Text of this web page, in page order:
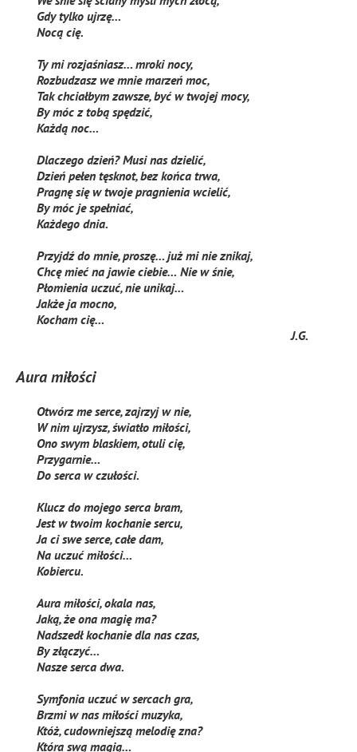
Gdy tylko ujrzę…
Nocą cię.
Ty mi rozjaśniasz… mroki nocy,
Rozbudzasz we mnie marzeń moc,
Tak chciałbym zawsze, być w twojej mocy,
By móc z tobą spędzić,
Każdą noc…
Dlaczego dzień? Musi nas dzielić,
Dzień pełen tęsknot, bez końca trwa,
Pragnę się w twoje pragnienia wcielić,
By móc je spełniać,
Każdego dnia.
Przyjdź do mnie, proszę… już mi nie znikaj,
Chcę mieć na jawie ciebie… Nie w śnie,
Płomienia uczuć, nie unikaj…
Jakże ja mocno,
Kocham cię…
J.G.
Aura miłości
Otwórz me serce, zajrzyj w nie,
W nim ujrzysz, światło miłości,
Ono swym blaskiem, otuli cię,
Przygarnie…
Do serca w czułości.
Klucz do mojego serca bram,
Jest w twoim kochanie sercu,
Ja ci swe serce, całe dam,
Na uczuć miłości…
Kobiercu.
Aura miłości, okala nas,
Jaką, że ona magię ma?
Nadszedł kochanie dla nas czas,
By złączyć…
Nasze serca dwa.
Symfonia uczuć w sercach gra,
Brzmi w nas miłości muzyka,
Któż, cudowniejszą melodię zna?
Która swą magią…